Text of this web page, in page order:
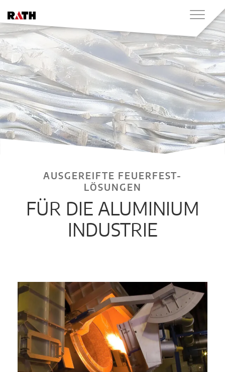
FÜR DIE ALUMINIUM
INDUSTRIE
AUSGEREIFTE FEUERFEST-
LÖSUNGEN